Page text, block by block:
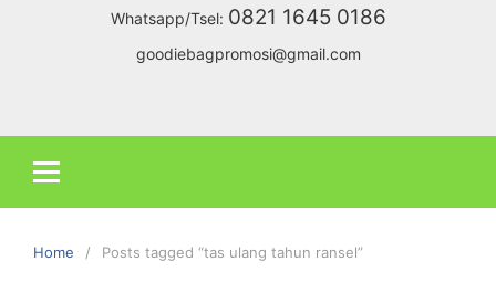
Whatsapp/Tsel: 0821 1645 0186
goodiebagpromosi@gmail.com
Home Posts tagged “tas ulang tahun ransel”